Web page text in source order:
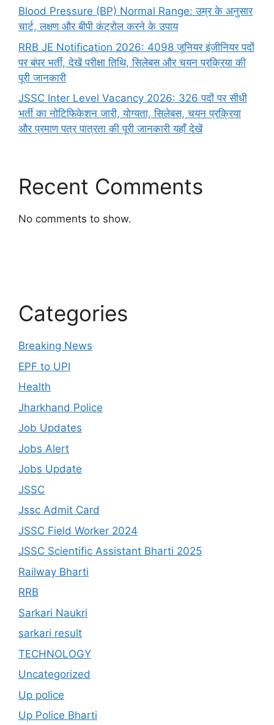
Blood Pressure (BP) Normal Range: उम्र के अनुसार
चार्ट, लक्षण और बीपी कंट्रोल करने के उपाय
RRB JE Notification 2026: 4098 जूनियर इंजीनियर पदों
पर बंपर भर्ती, देखें परीक्षा तिथि, सिलेबस और चयन प्रक्रिया की
पूरी जानकारी
JSSC Inter Level Vacancy 2026: 326 पदों पर सीधी
भर्ती का नोटिफिकेशन जारी, योग्यता, सिलेबस, चयन प्रक्रिया
और प्रमाण पत्र पात्रता की पूरी जानकारी यहाँ देखें
Recent Comments
No comments to show.
Categories
Breaking News
EPF to UPI
Health
Jharkhand Police
Job Updates
Jobs Alert
Jobs Update
JSSC
Jssc Admit Card
JSSC Field Worker 2024
JSSC Scientific Assistant Bharti 2025
Railway Bharti
RRB
Sarkari Naukri
sarkari result
TECHNOLOGY
Uncategorized
Up police
Up Police Bharti